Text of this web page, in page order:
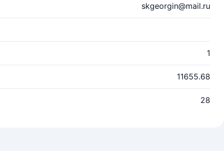
skgeorgin@mail.ru
1
11655.68
28